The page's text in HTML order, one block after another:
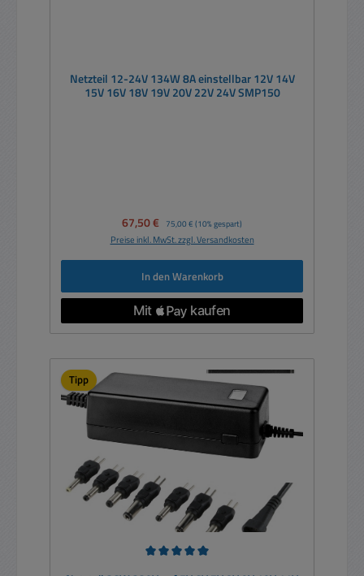
Netzteil 12-24V 134W 8A einstellbar 12V 14V
15V 16V 18V 19V 20V 22V 24V SMP150
Verkaufspreis:
67,50 € Regulärer Preis:
75,00 € (10% gespart)
Preise inkl. MwSt. zzgl. Versandkosten
In den Warenkorb
Tipp